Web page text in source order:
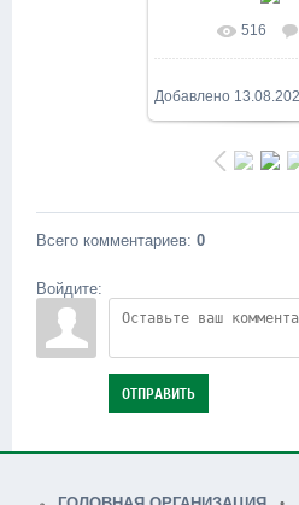
В реальном
1600x1200 /
516
Добавлено
Всего комментариев: 0
Войдите:
ОТПРАВИТЬ